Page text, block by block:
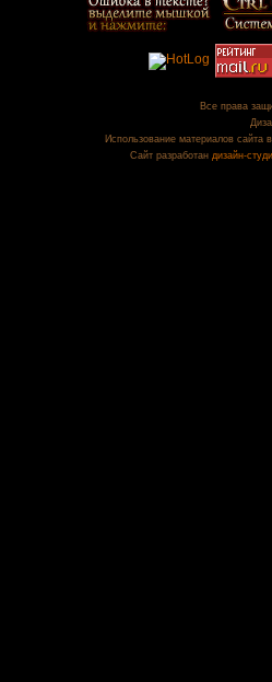
Все права
Использование материалов сайта
Сайт разработан дизайн-